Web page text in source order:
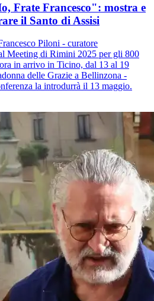
Frate Francesco": mostra e
il Santo di Assisi
Piloni - curatore
Meeting di Rimini 2025 per gli 800
in arrivo in Ticino, dal 13 al 19
delle Grazie a Bellinzona -
la introdurrà il 13 maggio.